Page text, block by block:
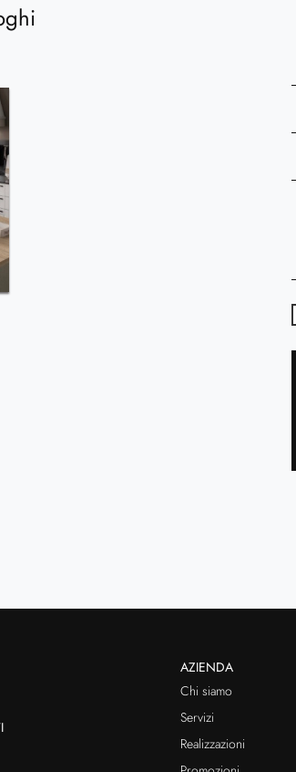
AZIENDA
Chi siamo
Servizi
Realizzazioni